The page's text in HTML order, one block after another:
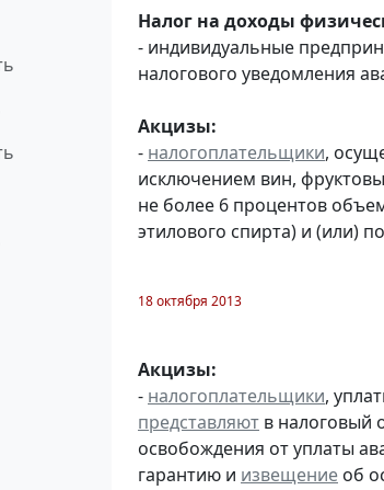
Налог на доходы
- индивидуальные
налогового уведомления
Акцизы:
- налогоплательщики,
исключением вин,
не более 6 процентов
этилового спирта) и (или)
18 октября 2013
Акцизы:
- налогоплательщики,
представляют в налоговый
освобождения от уплаты
гарантию и извещение об